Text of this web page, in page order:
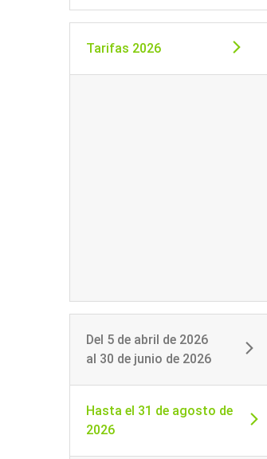
Tarifas 2026
Del 5 de abril de 2026
al 30 de junio de 2026
Hasta el 31 de agosto de
2026